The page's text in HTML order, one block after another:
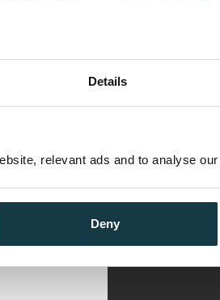
Details
relevant ads and to analyse
Deny
med
på den store
indre liv. Gro
stipendiat i
navn som et
Der finner
som
kneskålene
vis får de et